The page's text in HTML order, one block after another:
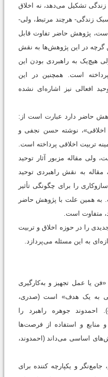
تشکیل می‌‌دهد، نه اخلاق
زندگی- هرچند مرتبط، ولی-
است، پژوهش حاضر تفاوت قابل
گرچه در این پژوهش‌ها به نقش
هیچ‌یک به راهبردی بودن این
‌است. همچنین در این
افعالی نیز اشاره‌ای نشده
حاضر دارد عبارت است از:
اخلاقی»، نوشته حسن نجفی و
تربیت اخلاقی پرداخته است.
ولی مقاله مزبور آثار توحید
مقاله به نقش راهبردی توحید
را برای چگونگی تأثیر
به همین علت با پژوهش حاضر
متفاوت است.
را در حوزه اخلاق و تربیت
به این مسئله می‌پردازد.
یا عمل تجهیز و به‌کارگیری
به یک هدف» است (صدری،
حکمی و حکمی، ج 1، ص 403). احمدوند جوهره راهبرد را
منابع و استفاده از فرصت‌ها
اساسی می‌داند (احمدوند،
و یکپارچه کننده برای